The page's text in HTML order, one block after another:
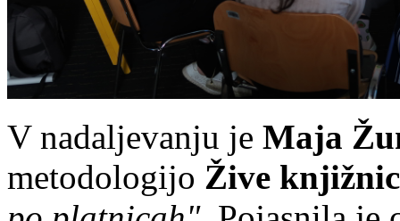
V nadaljevanju je Maja
metodologijo Žive